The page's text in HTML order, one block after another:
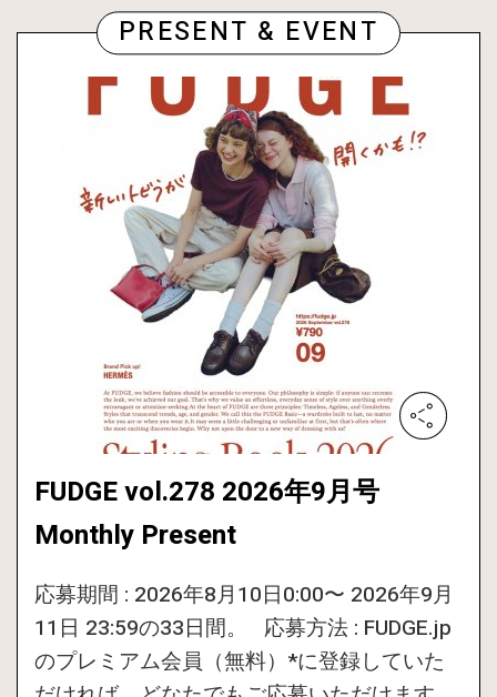
PRESENT & EVENT
FUDGE vol.278 2026年9月号
Monthly Present
応募期間 : 2026年8月10日0:00〜 2026年9月
11日 23:59の33日間。 応募方法 : FUDGE.jp
のプレミアム会員（無料）*に登録していた